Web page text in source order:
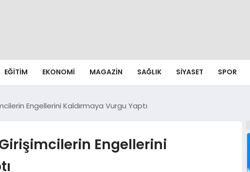
EĞITIM EKONOMI MAGAZIN SAĞLIK SIYASET SPOR
Engellerini Kaldırmaya Vurgu Yaptı
Engellerini